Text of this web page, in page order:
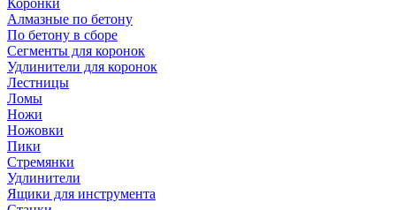
Коронки
Алмазные по бетону
По бетону в сборе
Сегменты для коронок
Удлинители для коронок
Лестницы
Ломы
Ножи
Ножовки
Пики
Стремянки
Удлинители
Ящики для инструмента